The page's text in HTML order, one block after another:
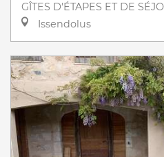
GÎTES D'ÉTAPES ET DE
Issendolus